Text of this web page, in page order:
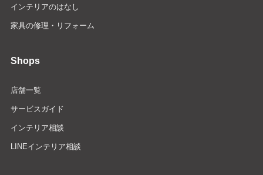
インテリアのはなし
家具の修理・リフォーム
Shops
店舗一覧
サービスガイド
インテリア相談
LINEインテリア相談